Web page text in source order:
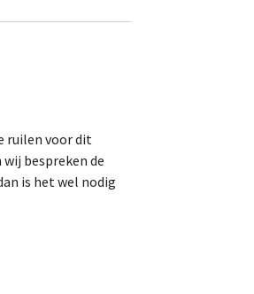
ruilen voor dit
bespreken de
is het wel nodig